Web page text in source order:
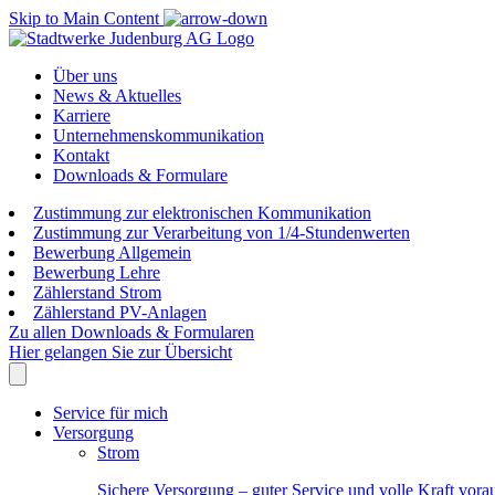
Skip to Main Content
Über uns
News & Aktuelles
Karriere
Unternehmenskommunikation
Kontakt
Downloads & Formulare
Zustimmung zur elektronischen Kommunikation
Zustimmung zur Verarbeitung von 1/4-Stundenwerten
Bewerbung Allgemein
Bewerbung Lehre
Zählerstand Strom
Zählerstand PV-Anlagen
Zu allen Downloads & Formularen
Hier gelangen Sie zur Übersicht
Service für mich
Versorgung
Strom
Sichere Versorgung – guter Service und volle Kraft